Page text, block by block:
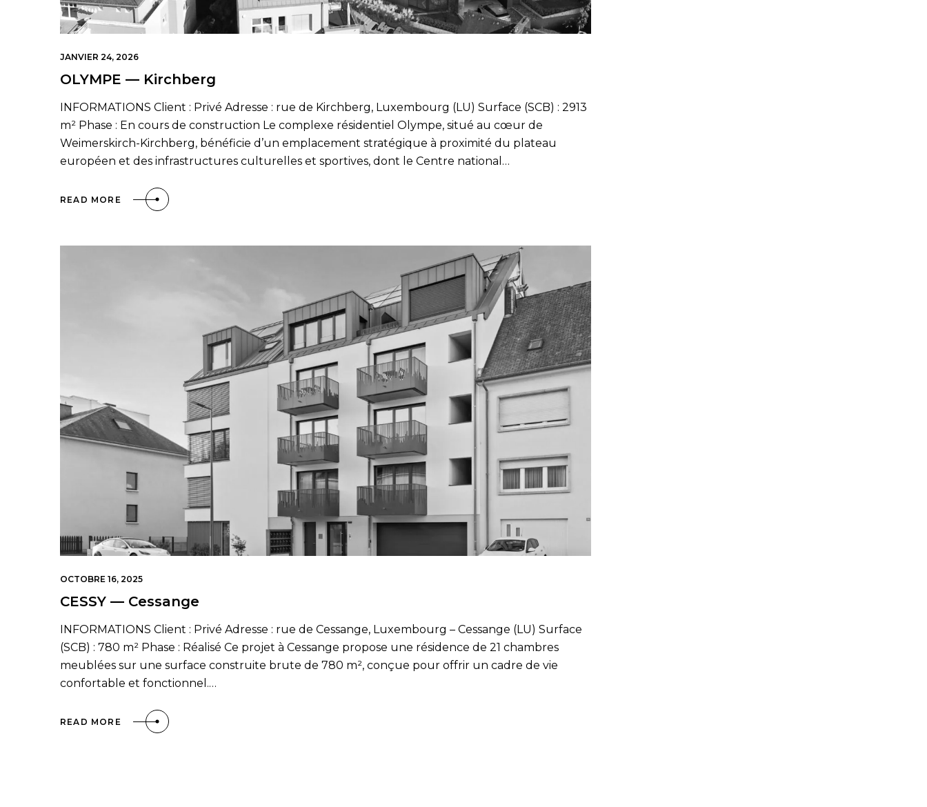
JANVIER 24, 2026
OLYMPE — Kirchberg
INFORMATIONS Client : Privé Adresse : rue de Kirchberg, Luxembourg (LU) Surface (SCB) : 2913
m² Phase : En cours de construction Le complexe résidentiel Olympe, situé au cœur de
Weimerskirch-Kirchberg, bénéficie d’un emplacement stratégique à proximité du plateau
européen et des infrastructures culturelles et sportives, dont le Centre national…
READ MORE
OCTOBRE 16, 2025
CESSY — Cessange
INFORMATIONS Client : Privé Adresse : rue de Cessange, Luxembourg – Cessange (LU) Surface
(SCB) : 780 m² Phase : Réalisé Ce projet à Cessange propose une résidence de 21 chambres
meublées sur une surface construite brute de 780 m², conçue pour offrir un cadre de vie
confortable et fonctionnel.…
READ MORE